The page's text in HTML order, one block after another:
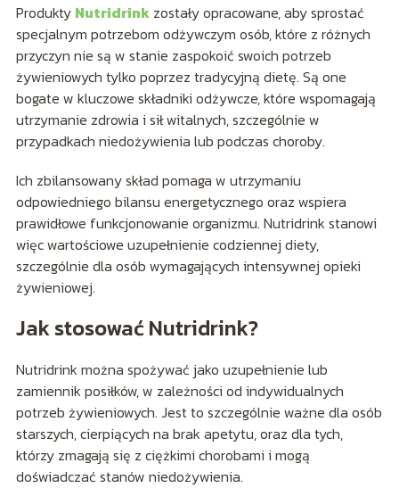
Produkty Nutridrinkzostały opracowane, aby sprostać
specjalnym potrzebom odżywczym osób, które z różnych
przyczyn nie są w stanie zaspokoić swoich potrzeb
żywieniowych tylko poprzez tradycyjną dietę. Są one
bogate w kluczowe składniki odżywcze, które wspomagają
utrzymanie zdrowia i sił witalnych, szczególnie w
przypadkach niedożywienia lub podczas choroby.
Ich zbilansowany skład pomaga w utrzymaniu
odpowiedniego bilansu energetycznego oraz wspiera
prawidłowe funkcjonowanie organizmu. Nutridrink stanowi
więc wartościowe uzupełnienie codziennej diety,
szczególnie dla osób wymagających intensywnej opieki
żywieniowej.
Jak stosować Nutridrink?
Nutridrink można spożywać jako uzupełnienie lub
zamiennik posiłków, w zależności od indywidualnych
potrzeb żywieniowych. Jest to szczególnie ważne dla osób
starszych, cierpiących na brak apetytu, oraz dla tych,
którzy zmagają się z ciężkimi chorobami i mogą
doświadczać stanów niedożywienia.